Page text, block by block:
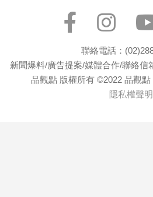
聯絡電話：
新聞爆料/廣告提案/媒體合作/聯絡信
品觀點 版權所有 ©2022 品觀點
隱私權聲明